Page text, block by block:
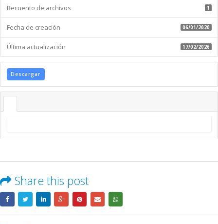
Recuento de archivos 1
Fecha de creación 06/01/2020
Última actualización 17/02/2026
Descargar
Share this post